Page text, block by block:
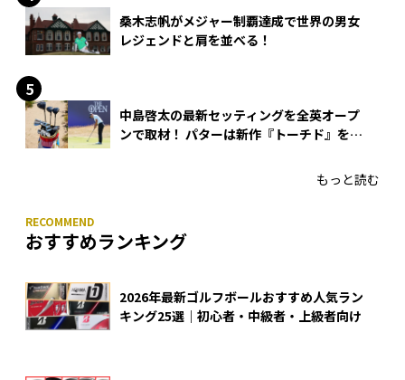
桑木志帆がメジャー制覇達成で世界の男女
レジェンドと肩を並べる！
中島啓太の最新セッティングを全英オープ
ンで取材！ パターは新作『トーチド』を投
もっと読む
おすすめランキング
2026年最新ゴルフボールおすすめ人気ラン
キング25選｜初心者・中級者・上級者向け